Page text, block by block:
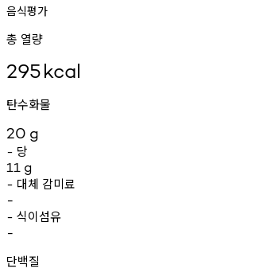
음식평가
총 열량
295kcal
탄수화물
20 g
- 당
11 g
- 대체 감미료
-
- 식이섬유
-
단백질